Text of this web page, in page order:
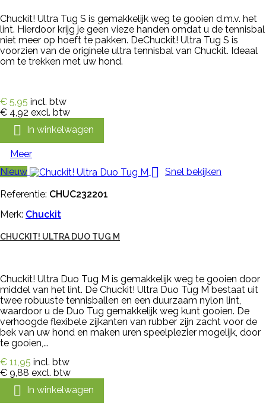
Chuckit! Ultra Tug S is gemakkelijk weg te gooien d.m.v. het
lint. Hierdoor krijg je geen vieze handen omdat u de tennisbal
niet meer op hoeft te pakken. DeChuckit! Ultra Tug S is
voorzien van de originele ultra tennisbal van Chuckit. Ideaal
om te trekken met uw hond.
€ 5,95 incl. btw
€ 4,92 excl. btw
 In winkelwagen
Meer
Nieuw
 Snel bekijken
Referentie: CHUC232201
Merk: Chuckit
CHUCKIT! ULTRA DUO TUG M
Chuckit! Ultra Duo Tug M is gemakkelijk weg te gooien door
middel van het lint. De Chuckit! Ultra Duo Tug M bestaat uit
twee robuuste tennisballen en een duurzaam nylon lint,
waardoor u de Duo Tug gemakkelijk weg kunt gooien. De
verhoogde flexibele zijkanten van rubber zijn zacht voor de
bek van uw hond en maken uren speelplezier mogelijk, door
te gooien,...
€ 11,95 incl. btw
€ 9,88 excl. btw
 In winkelwagen